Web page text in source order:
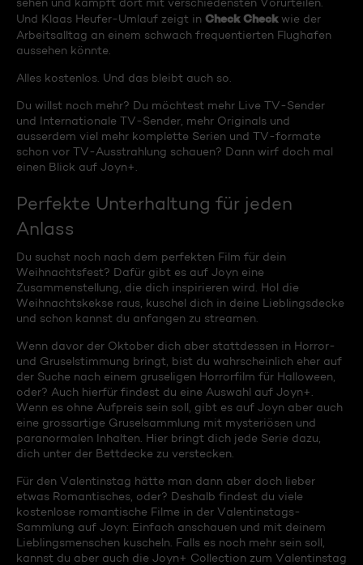
Und Klaas Heufer-Umlauf zeigt in Check Checkwie der
Arbeitsalltag an einem schwach frequentierten Flughafen
aussehen könnte.
Alles kostenlos. Und das bleibt auch so.
Du willst noch mehr? Du möchtest mehr Live TV-Sender
und Internationale TV-Sender, mehr Originals und
ausserdem viel mehr komplette Serien und TV-formate
schon vor TV-Ausstrahlung schauen? Dann wirf doch mal
einen Blick auf Joyn+.
Perfekte Unterhaltung für jeden
Anlass
Du suchst noch nach dem perfekten Film für dein
Weihnachtsfest? Dafür gibt es auf Joyn eine
Zusammenstellung, die dich inspirieren wird. Hol die
Weihnachtskekse raus, kuschel dich in deine Lieblingsdecke
und schon kannst du anfangen zu streamen.
Wenn davor der Oktober dich aber stattdessen in Horror-
und Gruselstimmung bringt, bist du wahrscheinlich eher auf
der Suche nach einem gruseligen Horrorfilm für Halloween,
oder? Auch hierfür findest du eine Auswahl auf Joyn+.
Wenn es ohne Aufpreis sein soll, gibt es auf Joyn aber auch
eine grossartige Gruselsammlung mit mysteriösen und
paranormalen Inhalten. Hier bringt dich jede Serie dazu,
dich unter der Bettdecke zu verstecken.
Für den Valentinstag hätte man dann aber doch lieber
etwas Romantisches, oder? Deshalb findest du viele
kostenlose romantische Filme in der Valentinstags-
Sammlung auf Joyn: Einfach anschauen und mit deinem
Lieblingsmenschen kuscheln. Falls es noch mehr sein soll,
kannst du aber auch die Joyn+ Collection zum Valentinstag